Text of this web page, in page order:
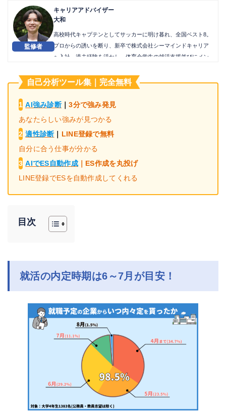
キャリアアドバイザー
大和
高校時代キャプテンとしてサッカーに明け暮れ、全国ベスト8。
プロからの誘いを断り、新卒で株式会社シーマインドキャリア
へ入社。過去経験を活かし、体育会学生の就活支援並びにメン
自己分析ツール集｜完全無料
1 AI強み診断｜3分で強み発見
あなたらしい強みが見つかる
2 適性診断｜ LINE登録で無料
自分に合う仕事が分かる
3 AIでES自動作成｜ ES作成を丸投げ
LINE登録でESを自動作成してくれる
目次
就活の内定時期は6～7月が目安！